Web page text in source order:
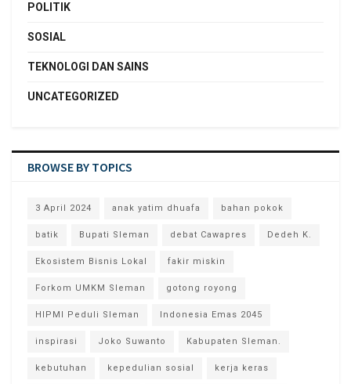
POLITIK
SOSIAL
TEKNOLOGI DAN SAINS
UNCATEGORIZED
BROWSE BY TOPICS
3 April 2024 anak yatim dhuafa bahan pokok
batik Bupati Sleman debat Cawapres Dedeh K.
Ekosistem Bisnis Lokal fakir miskin
Forkom UMKM Sleman gotong royong
HIPMI Peduli Sleman Indonesia Emas 2045
inspirasi Joko Suwanto Kabupaten Sleman.
kebutuhan kepedulian sosial kerja keras